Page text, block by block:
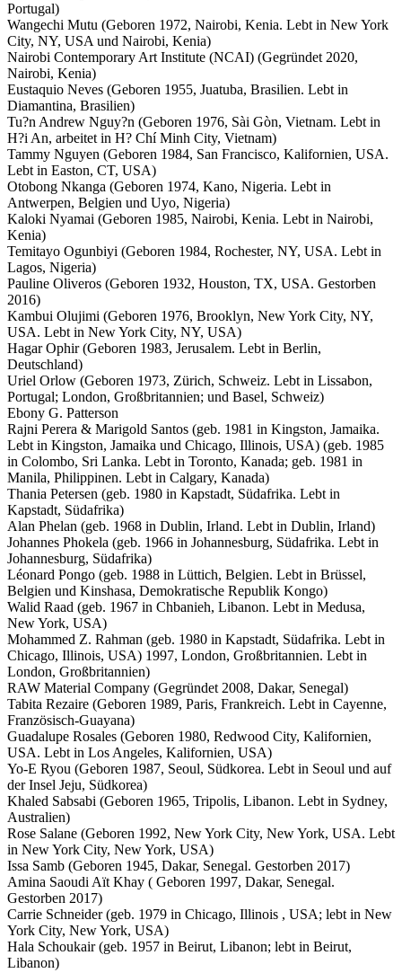
Portugal)
Wangechi Mutu (Geboren 1972, Nairobi, Kenia. Lebt in New York
City, NY, USA und Nairobi, Kenia)
Nairobi Contemporary Art Institute (NCAI) (Gegründet 2020,
Nairobi, Kenia)
Eustaquio Neves (Geboren 1955, Juatuba, Brasilien. Lebt in
Diamantina, Brasilien)
Tu?n Andrew Nguy?n (Geboren 1976, Sài Gòn, Vietnam. Lebt in
H?i An, arbeitet in H? Chí Minh City, Vietnam)
Tammy Nguyen (Geboren 1984, San Francisco, Kalifornien, USA.
Lebt in Easton, CT, USA)
Otobong Nkanga (Geboren 1974, Kano, Nigeria. Lebt in
Antwerpen, Belgien und Uyo, Nigeria)
Kaloki Nyamai (Geboren 1985, Nairobi, Kenia. Lebt in Nairobi,
Kenia)
Temitayo Ogunbiyi (Geboren 1984, Rochester, NY, USA. Lebt in
Lagos, Nigeria)
Pauline Oliveros (Geboren 1932, Houston, TX, USA. Gestorben
2016)
Kambui Olujimi (Geboren 1976, Brooklyn, New York City, NY,
USA. Lebt in New York City, NY, USA)
Hagar Ophir (Geboren 1983, Jerusalem. Lebt in Berlin,
Deutschland)
Uriel Orlow (Geboren 1973, Zürich, Schweiz. Lebt in Lissabon,
Portugal; London, Großbritannien; und Basel, Schweiz)
Ebony G. Patterson
Rajni Perera & Marigold Santos (geb. 1981 in Kingston, Jamaika.
Lebt in Kingston, Jamaika und Chicago, Illinois, USA) (geb. 1985
in Colombo, Sri Lanka. Lebt in Toronto, Kanada; geb. 1981 in
Manila, Philippinen. Lebt in Calgary, Kanada)
Thania Petersen (geb. 1980 in Kapstadt, Südafrika. Lebt in
Kapstadt, Südafrika)
Alan Phelan (geb. 1968 in Dublin, Irland. Lebt in Dublin, Irland)
Johannes Phokela (geb. 1966 in Johannesburg, Südafrika. Lebt in
Johannesburg, Südafrika)
Léonard Pongo (geb. 1988 in Lüttich, Belgien. Lebt in Brüssel,
Belgien und Kinshasa, Demokratische Republik Kongo)
Walid Raad (geb. 1967 in Chbanieh, Libanon. Lebt in Medusa,
New York, USA)
Mohammed Z. Rahman (geb. 1980 in Kapstadt, Südafrika. Lebt in
Chicago, Illinois, USA) 1997, London, Großbritannien. Lebt in
London, Großbritannien)
RAW Material Company (Gegründet 2008, Dakar, Senegal)
Tabita Rezaire (Geboren 1989, Paris, Frankreich. Lebt in Cayenne,
Französisch-Guayana)
Guadalupe Rosales (Geboren 1980, Redwood City, Kalifornien,
USA. Lebt in Los Angeles, Kalifornien, USA)
Yo-E Ryou (Geboren 1987, Seoul, Südkorea. Lebt in Seoul und auf
der Insel Jeju, Südkorea)
Khaled Sabsabi (Geboren 1965, Tripolis, Libanon. Lebt in Sydney,
Australien)
Rose Salane (Geboren 1992, New York City, New York, USA. Lebt
in New York City, New York, USA)
Issa Samb (Geboren 1945, Dakar, Senegal. Gestorben 2017)
Amina Saoudi Aït Khay ( Geboren 1997, Dakar, Senegal.
Gestorben 2017)
Carrie Schneider (geb. 1979 in Chicago, Illinois , USA; lebt in New
York City, New York, USA)
Hala Schoukair (geb. 1957 in Beirut, Libanon; lebt in Beirut,
Libanon)